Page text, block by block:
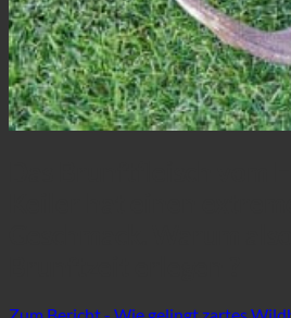
Zum Bericht - Wie gelingt zartes